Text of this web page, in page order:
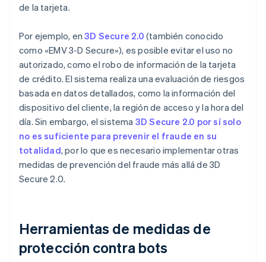
de la tarjeta.
Por ejemplo, en3D Secure 2.0 (también conocido
como «EMV 3-D Secure»), es posible evitar el uso no
autorizado, como el robo de información de la tarjeta
de crédito. El sistema realiza una evaluación de riesgos
basada en datos detallados, como la información del
dispositivo del cliente, la región de acceso y la hora del
día. Sin embargo, el sistema 3D Secure 2.0 por sí solo
no es suficiente para prevenir el fraude en su
totalidad, por lo que es necesario implementar otras
medidas de prevención del fraude más allá de 3D
Secure 2.0.
Herramientas de medidas de
protección contra bots